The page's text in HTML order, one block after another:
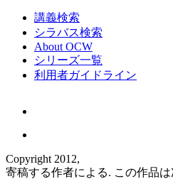
講義検索
シラバス検索
About OCW
シリーズ一覧
利用者ガイドライン
Copyright 2012,
寄稿する作者による. この作品